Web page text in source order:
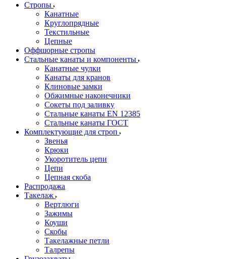
Стропы
Канатные
Круглопрядные
Текстильные
Цепные
Оффшорные стропы
Стальные канаты и компоненты
Канатные чулки
Канаты для кранов
Клиновые замки
Обжимные наконечники
Сокеты под заливку
Стальные канаты EN 12385
Стальные канаты ГОСТ
Комплектующие для строп
Звенья
Крюки
Укоротитель цепи
Цепи
Цепная скоба
Распродажа
Такелаж
Вертлюги
Зажимы
Коуши
Скобы
Такелажные петли
Талрепы